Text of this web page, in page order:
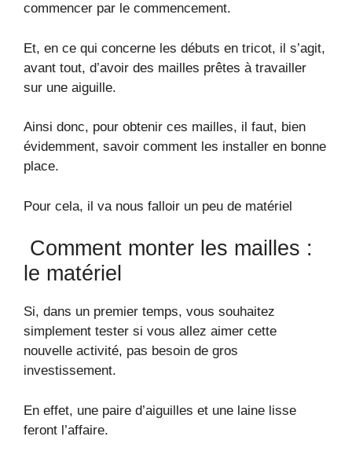
commencer par le commencement.
Et, en ce qui concerne les débuts en tricot, il s’agit,
avant tout, d’avoir des mailles prêtes à travailler
sur une aiguille.
Ainsi donc, pour obtenir ces mailles, il faut, bien
évidemment, savoir comment les installer en bonne
place.
Pour cela, il va nous falloir un peu de matériel
Comment monter les mailles :
le matériel
Si, dans un premier temps, vous souhaitez
simplement tester si vous allez aimer cette
nouvelle activité, pas besoin de gros
investissement.
En effet, une paire d’aiguilles et une laine lisse
feront l’affaire.